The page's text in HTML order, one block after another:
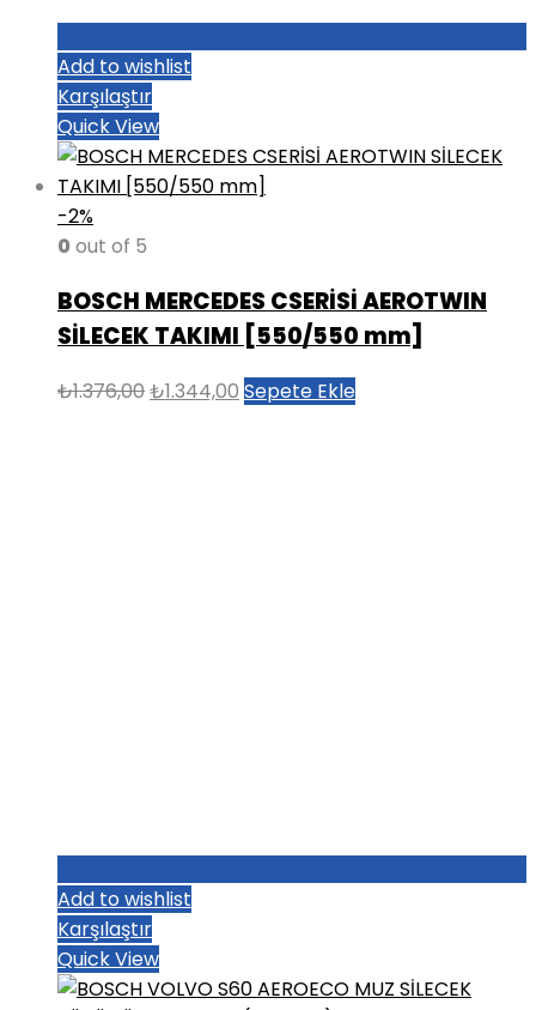
Add to wishlist
Karşılaştır
Quick View
-2%
0 out of 5
BOSCH MERCEDES CSERİSİ AEROTWIN
SİLECEK TAKIMI [550/550 mm]
₺1.376,00Orijinal
₺1.344,00 Şu
Sepete Ekle
Add to wishlist
Karşılaştır
Quick View